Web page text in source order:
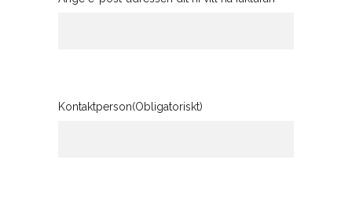
Kontaktperson(Obligatoriskt)